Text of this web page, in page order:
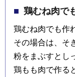
鶏むね肉で
鶏むね肉でも作
その場合は、そ
粉をまぶすとし
鶏もも肉で作る